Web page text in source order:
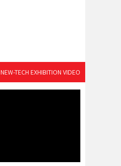
NEW-TECH EXHIBITION VIDEO